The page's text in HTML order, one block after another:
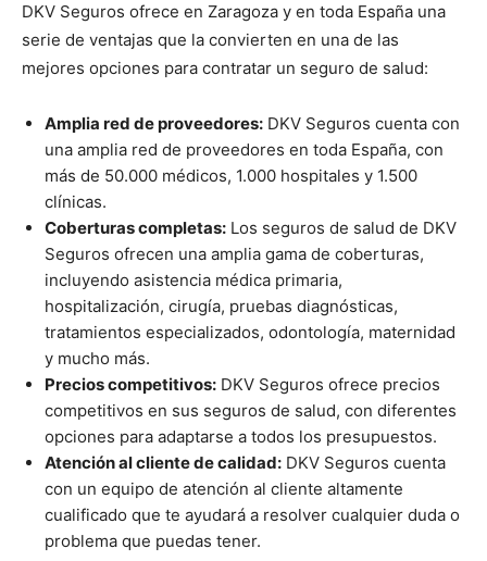
DKV Seguros ofrece en Zaragoza y en toda España una
serie de ventajas que la convierten en una de las
mejores opciones para contratar un seguro de salud:
Amplia red de proveedores: DKV Seguros cuenta con
una amplia red de proveedores en toda España, con
más de 50.000 médicos, 1.000 hospitales y 1.500
clínicas.
Coberturas completas: Los seguros de salud de DKV
Seguros ofrecen una amplia gama de coberturas,
incluyendo asistencia médica primaria,
hospitalización, cirugía, pruebas diagnósticas,
tratamientos especializados, odontología, maternidad
y mucho más.
Precios competitivos: DKV Seguros ofrece precios
competitivos en sus seguros de salud, con diferentes
opciones para adaptarse a todos los presupuestos.
Atención al cliente de calidad: DKV Seguros cuenta
con un equipo de atención al cliente altamente
cualificado que te ayudará a resolver cualquier duda o
problema que puedas tener.